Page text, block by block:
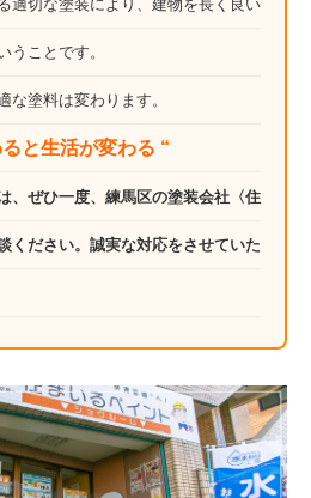
適切な塗装により、建物を長く良い
うことです。
な塗料は変わります。
と生活が変わる “
、ぜひ一度、練馬区の塗装会社〈住
ください。誠実な対応をさせていた